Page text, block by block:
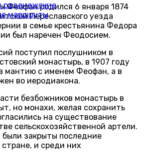
радонежские
маршруты
Феофан родился 6 января 1874
Переславского уезда
в семье крестьянина Федора
был наречен Феодосием.
поступил послушником в
монастырь, в 1907 году
мантию с именем Феофан, а в
во иеродиакона.
безбожников монастырь в
но монахи, желая сохранить
на существование
сельскохозяйственной артели.
были закрыты последние
и среди них